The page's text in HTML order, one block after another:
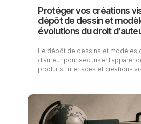
Protéger vos créations
dépôt de dessin et
évolutions du droit
Le dépôt de dessins et modèles
d'auteur pour sécuriser
produits, interfaces et créations